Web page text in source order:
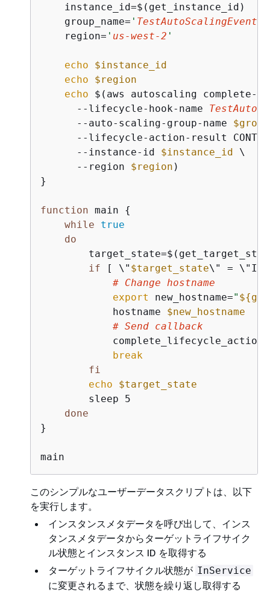
    instance_id=$(get_instance_id)
    group_name=
' TestAutoScalingEvent-
    region=
' us-west-2 '
echo
$instance_id
echo
$region
echo $(aws autoscaling
      --lifecycle-hook-name
      --auto-scaling-group-name
--lifecycle-action-result
      --instance-id
$instance_id \
      --region
$region )
}
function main {
while
true
do
if [ \" $target_state\" =
# Change hostname
export
new_hostname=" ${
            hostname
$new_hostname
# Send callback
            complete_lifecycle_action
break
fi
echo
$target_state
        sleep 5
done
}
main
このシンプルなユーザーデータスクリプトは、以下
を実行します。
インスタンスメタデータを呼び出して、インス
タンスメタデータからターゲットライフサイク
ル状態とインスタンス ID を取得する
ターゲットライフサイクル状態が InService
に変更されるまで、状態を繰り返し取得する